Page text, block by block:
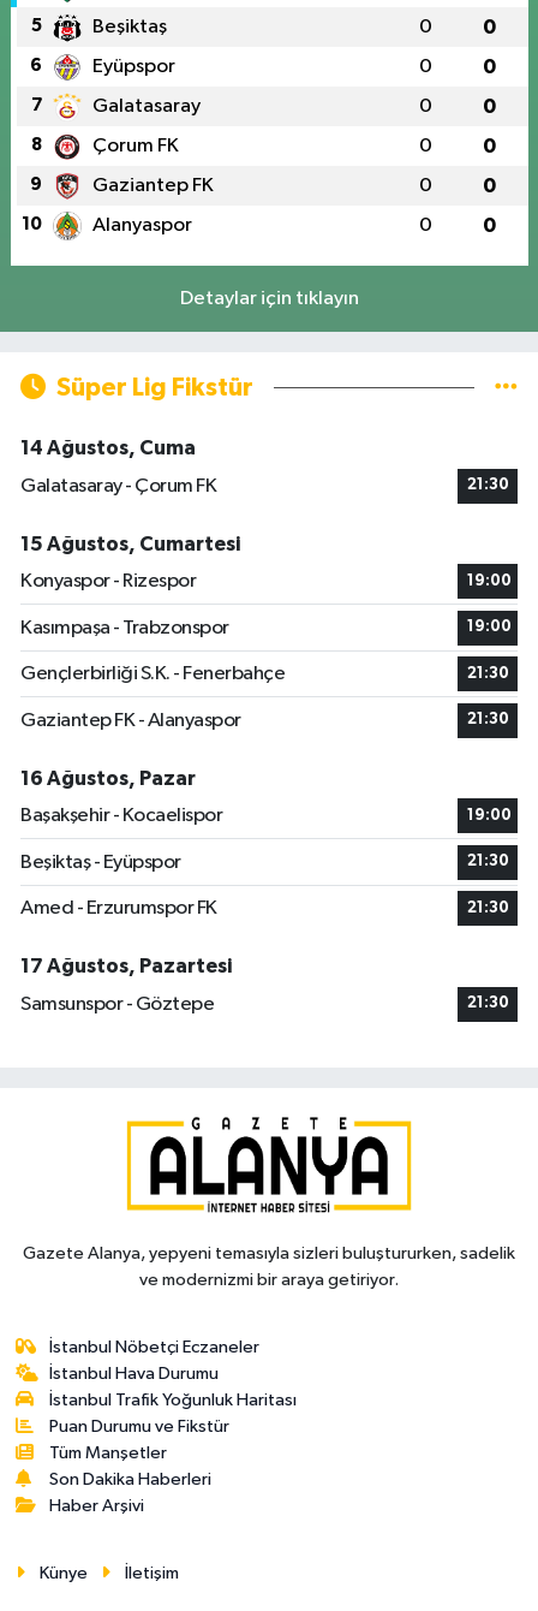
5 Beşiktaş 0 0
6 Eyüpspor 0 0
7 Galatasaray 0 0
8 Çorum FK 0 0
9 Gaziantep FK 0 0
10 Alanyaspor 0 0
Detaylar için tıklayın
Süper Lig Fikstür
14 Ağustos, Cuma
Galatasaray - Çorum FK
21:30
15 Ağustos, Cumartesi
Konyaspor - Rizespor
19:00
Kasımpaşa - Trabzonspor 19:00
Gençlerbirliği S.K. - Fenerbahçe 21:30
Gaziantep FK - Alanyaspor 21:30
16 Ağustos, Pazar
Başakşehir - Kocaelispor
19:00
Beşiktaş - Eyüpspor 21:30
Amed - Erzurumspor FK 21:30
17 Ağustos, Pazartesi
Samsunspor - Göztepe
21:30
Gazete Alanya, yepyeni temasıyla sizleri buluştururken, sadelik
ve modernizmi bir araya getiriyor.
İstanbul Nöbetçi Eczaneler
İstanbul Hava Durumu
İstanbul Trafik Yoğunluk Haritası
Puan Durumu ve Fikstür
Tüm Manşetler
Son Dakika Haberleri
Haber Arşivi
Künye İletişim